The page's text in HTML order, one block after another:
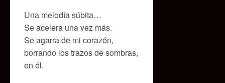
Una melodía súbita…
Se acelera una vez más.
Se agarra de mi corazón,
borrando los trazos de sombras,
en él.